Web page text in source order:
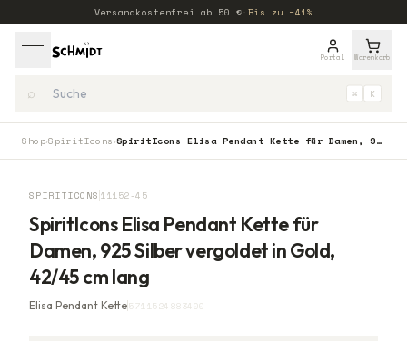
Versandkostenfrei ab 50 € Bis zu −41%
Portal Warenkorb
⌕ ⌘ K
Shop›SpiritIcons › SpiritIcons Elisa Pendant Kette für Damen, 925 Silber vergoldet in Gold, 42/45 cm lang
SPIRITICONS 11152-45
SpiritIcons Elisa Pendant Kette für
Damen, 925 Silber vergoldet in Gold,
42/45 cm lang
Elisa Pendant Kette5711524883400